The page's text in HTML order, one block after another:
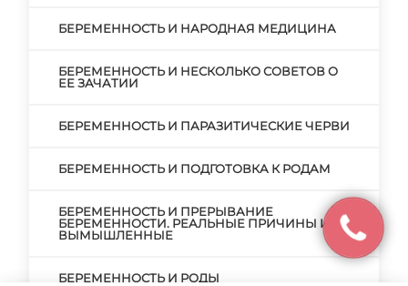
БЕРЕМЕННОСТЬ И НАРОДНАЯ МЕДИЦИНА
БЕРЕМЕННОСТЬ И НЕСКОЛЬКО СОВЕТОВ О
ЕЕ ЗАЧАТИИ
БЕРЕМЕННОСТЬ И ПАРАЗИТИЧЕСКИЕ ЧЕРВИ
БЕРЕМЕННОСТЬ И ПОДГОТОВКА К РОДАМ
БЕРЕМЕННОСТЬ И ПРЕРЫВАНИЕ
БЕРЕМЕННОСТИ. РЕАЛЬНЫЕ ПРИЧИНЫ И
ВЫМЫШЛЕННЫЕ
БЕРЕМЕННОСТЬ И РОДЫ